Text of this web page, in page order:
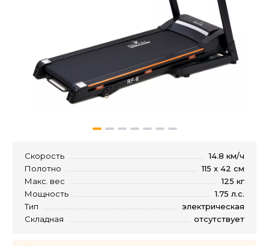
Скорость
14.8 км/ч
Полотно
115 х 42 см
Макс. вес
125 кг
Мощность
1.75 л.с.
Тип
электрическая
Складная
отсутствует